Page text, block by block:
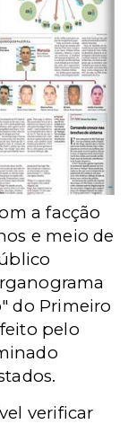
a facção
e meio de
do Primeiro
pelo
verificar